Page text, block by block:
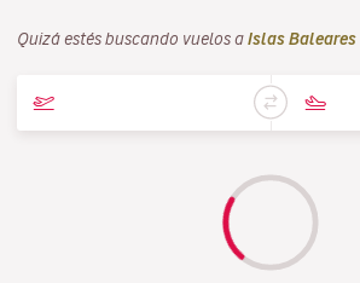
Quizá estés buscando vuelos a Islas Baleares